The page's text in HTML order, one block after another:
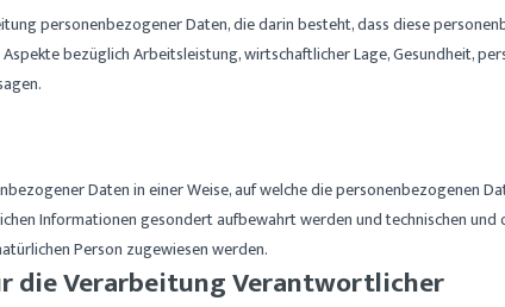
personenbezogener Daten, die darin besteht, dass diese
bezüglich Arbeitsleistung, wirtschaftlicher Lage, Gesundheit,
Daten in einer Weise, auf welche die personenbezogenen
Informationen gesondert aufbewahrt werden und technischen
Person zugewiesen werden.
die Verarbeitung Verantwortlicher